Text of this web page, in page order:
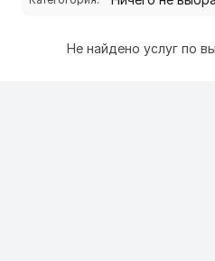
Не найдено услуг по